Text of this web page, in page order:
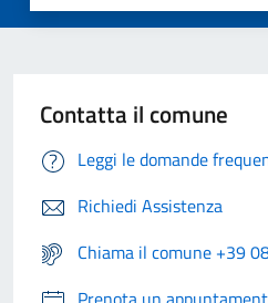
Contatta il comune
Leggi le domande
Richiedi Assistenza
Chiama il comune +39